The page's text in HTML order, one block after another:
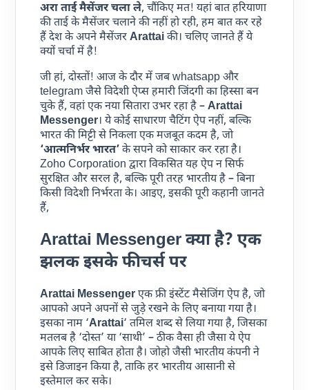
अरा ताई मैसेंजर चला ले, चौंकिए मत! यहां बात हरियाणा
की ताई के मैसेंजर चलाने की नहीं हो रही, हम बात कर रहे
हैं देश के अपने मैसेंजरArattaiकी। चलिए जानते हैं ये
क्यों चर्चा में है!
जी हां, दोस्तों! आज के दौर में जब whatsapp और
telegram जैसे विदेशी ऐप्स हमारी जिंदगी का हिस्सा बन
चुके हैं, वहां एक नया सितारा उभर रहा है –Arattai
Messenger। ये कोई साधारण चैटिंग ऐप नहीं, बल्कि
भारत की मिट्टी से निकला एक मजबूत कदम है, जो
‘आत्मनिर्भर भारत’के सपने को साकार कर रहा है।
Zoho Corporation द्वारा विकसित यह ऐप न सिर्फ
सुरक्षित और सरल है, बल्कि पूरी तरह भारतीय है – बिना
किसी विदेशी निर्भरता के। आइए, इसकी पूरी कहानी जानते
हैं,
Arattai Messengerक्या है? एक
झलक इसके फीचर्स पर
Arattai Messengerएक फ्री इंस्टेंट मैसेजिंग ऐप है, जो
आपको अपने अपनों से जुड़े रखने के लिए बनाया गया है।
इसका नाम ‘Arattai‘ तमिल शब्द से लिया गया है, जिसका
मतलब है ‘दोस्त’ या ‘साथी’ – ठीक वैसा ही जैसा ये ऐप
आपके लिए साबित होता है। जोहो जैसी भारतीय कंपनी ने
इसे डिजाइन किया है, ताकि हर भारतीय आसानी से
इस्तेमाल कर सके।